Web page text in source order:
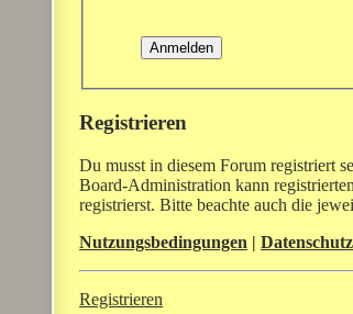
Registrieren
Du musst in diesem Forum registriert
Board-Administration kann
registrierst. Bitte beachte auch die
Nutzungsbedingungen |
Registrieren